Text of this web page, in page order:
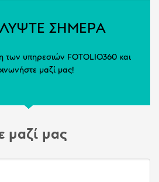
ΣΗΜΕΡΑ
των υπηρεσιών FOTOLIO360 και
μαζί μας!
μαζί μας